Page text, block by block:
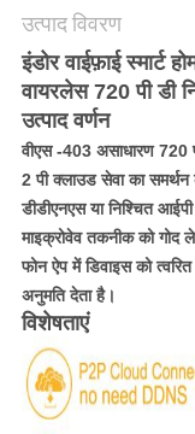
उत्पाद विवरण
इंडोर वाईफ़ाई स्मार्ट
वायरलेस 720 पी डी
उत्पाद वर्णन
वीएस -403 असाधारण 720
2 पी क्लाउड सेवा का समर्थन
डीडीएनएस या निश्चित
माइक्रोवेव तकनीक को
फोन ऐप में डिवाइस को
अनुमति देता है।
विशेषताएं